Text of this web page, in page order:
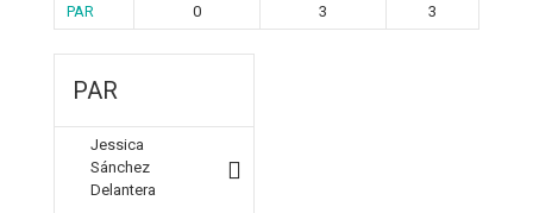
PAR
0 3 3
PAR
Jessica
Sánchez
Delantera